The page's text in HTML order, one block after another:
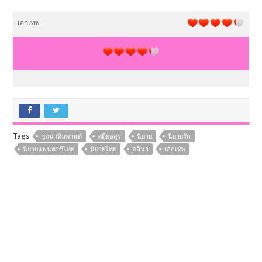
เอกเทพ
Tags ชุดนวหิมพานต์ ทุติยอสูร นิยาย
นิยายรัก
นิยายแฟนตาซีไทย
นิยายไทย อลินา เอกเทพ